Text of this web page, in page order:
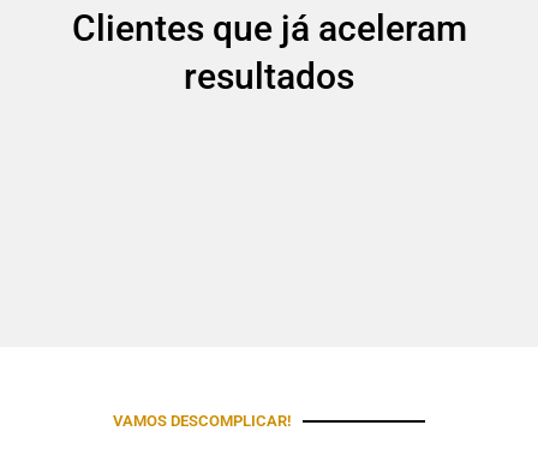
Clientes que já aceleram
resultados
VAMOS DESCOMPLICAR!